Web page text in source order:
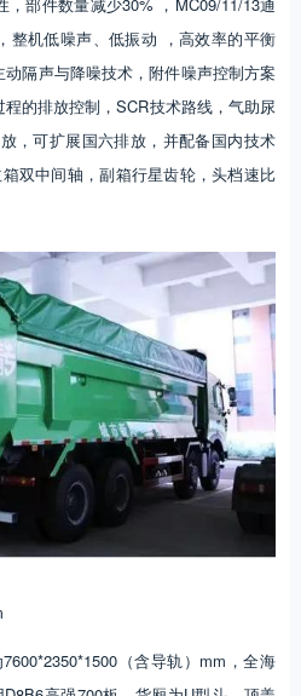
整机低噪声、低振动 ，高效率的平衡
隔声与降噪技术，附件噪声控制方案
程的排放控制，SCR技术路线，气助尿
，可扩展国六排放，并配备国内技术
双中间轴，副箱行星齿轮，头档速比
（含导轨）mm，全海